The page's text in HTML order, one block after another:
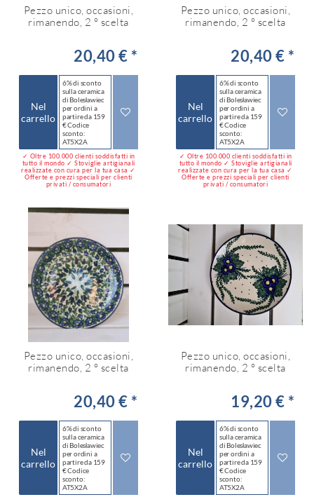
Pezzo unico, occasioni,
rimanendo, 2 ° scelta
20,40 € *
Nel
carrello
6% di sconto
sulla ceramica
di Bolesławiec
per ordini a
partire da 159
€ Codice
sconto:
AT5X2A
✓ Oltre 100.000 clienti soddisfatti in
tutto il mondo ✓ Stoviglie artigianali
realizzate con cura per la tua casa ✓
Offerte e prezzi speciali per clienti
privati / consumatori
Pezzo unico, occasioni,
rimanendo, 2 ° scelta
20,40 € *
Nel
carrello
6% di sconto
sulla ceramica
di Bolesławiec
per ordini a
partire da 159
€ Codice
sconto:
AT5X2A
✓ Oltre 100.000 clienti soddisfatti in
tutto il mondo ✓ Stoviglie artigianali
realizzate con cura per la tua casa ✓
Offerte e prezzi speciali per clienti
privati / consumatori
Pezzo unico, occasioni,
rimanendo, 2 ° scelta
20,40 € *
Nel
carrello
6% di sconto
sulla ceramica
di Bolesławiec
per ordini a
partire da 159
€ Codice
sconto:
AT5X2A
Pezzo unico, occasioni,
rimanendo, 2 ° scelta
19,20 € *
Nel
carrello
6% di sconto
sulla ceramica
di Bolesławiec
per ordini a
partire da 159
€ Codice
sconto:
AT5X2A